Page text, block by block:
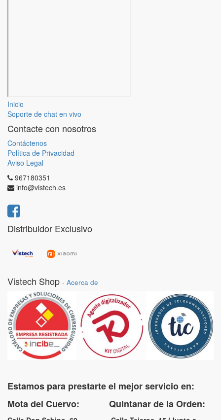
Inicio
Soporte de chat en vivo
Contacte con nosotros
Contáctenos
Política de Privacidad
Aviso Legal
967180351
info@vistech.es
Distribuidor Exclusivo
Vistech Shop - Acerca de
Estamos para prestarte el mejor servicio en:
Mota del Cuervo: Quintanar de la Orden: